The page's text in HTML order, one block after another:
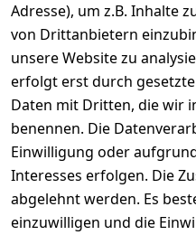
5
4
3
2
1
Adresse), um z.B. Inhalte
von Drittanbietern
unsere Website zu
erfolgt erst durch
Daten mit Dritten, die wir
benennen. Die
Einwilligung oder
Interesses erfolgen. Die
abgelehnt werden. Es
einzuwilligen und die